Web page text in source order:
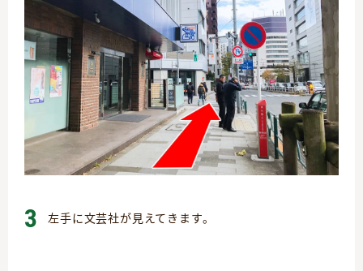
3 左手に文芸社が見えてきます。